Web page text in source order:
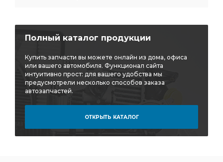
Полный каталог продукции
Купить запчасти вы можете онлайн из дома, офиса
или вашего автомобиля. Функционал сайта
интуитивно прост: для вашего удобства мы
предусмотрели несколько способов заказа
автозапчастей.
ОТКРЫТЬ КАТАЛОГ